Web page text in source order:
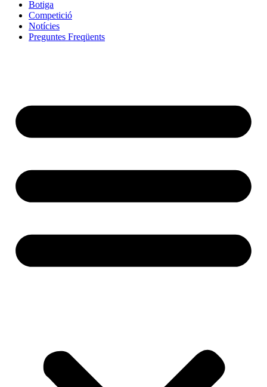
Botiga
Competició
Notícies
Preguntes Freqüents